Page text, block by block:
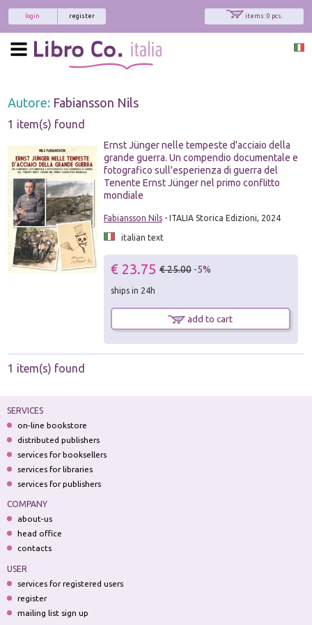
items: 0 pcs.
register
login
Autore: Fabiansson Nils
1 item(s) found
Ernst Jünger nelle tempeste d'acciaio della
grande guerra. Un compendio documentale e
fotografico sull'esperienza di guerra del
Tenente Ernst Jünger nel primo conflitto
mondiale
Fabiansson Nils- ITALIA Storica Edizioni, 2024
italian text
€ 23.75 € 25.00 -5%
ships in 24h
add to cart
1 item(s) found
SERVICES
on-line bookstore
distributed publishers
services for booksellers
services for libraries
services for publishers
COMPANY
about-us
head office
contacts
USER
services for registered users
register
mailing list sign up